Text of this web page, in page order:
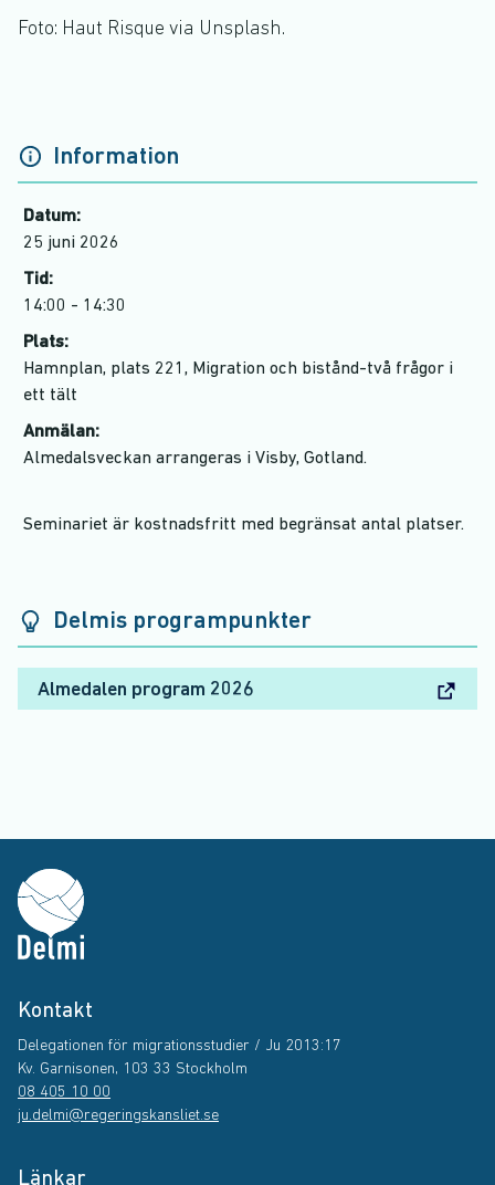
Foto: Haut Risque via Unsplash.
Information
Datum:
25 juni 2026
Tid:
14:00 - 14:30
Plats:
Hamnplan, plats 221, Migration och bistånd-två frågor i
ett tält
Anmälan:
Almedalsveckan arrangeras i Visby, Gotland.
Seminariet är kostnadsfritt med begränsat antal platser.
Delmis programpunkter
Almedalen program 2026
Kontakt
Delegationen för migrationsstudier / Ju 2013:17
Kv. Garnisonen, 103 33 Stockholm
08 405 10 00
ju.delmi@regeringskansliet.se
Länkar